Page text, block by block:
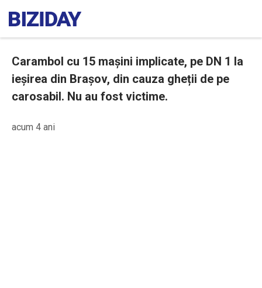
Carambol cu 15 mașini implicate, pe DN 1 la
ieșirea din Brașov, din cauza gheții de pe
carosabil. Nu au fost victime.
acum 4 ani